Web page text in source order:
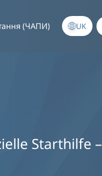
(ЧАПИ) UK
Starthilfe –